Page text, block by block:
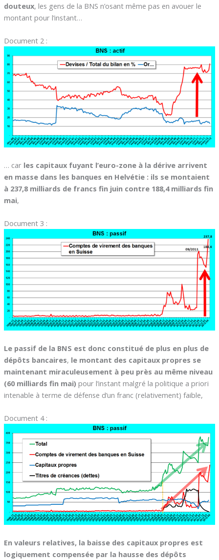
douteux, les gens de la BNS n’osant même pas en avouer le
montant pour l’instant…
Document 2 :
… car les capitaux fuyant l’euro-zone à la dérive arrivent
en masse dans les banques en Helvétie : ils se montaient
à 237,8 milliards de francs fin juin contre 188,4 milliards fin
mai,
Document 3 :
Le passif de la BNS est donc constitué de plus en plus de
dépôts bancaires, le montant des capitaux propres se
maintenant miraculeusement à peu près au même niveau
(60 milliards fin mai)pour l’instant malgré la politique a priori
intenable à terme de défense d’un franc (relativement) faible,
Document 4 :
En valeurs relatives, la baisse des capitaux propres est
logiquement compensée par la hausse des dépôts